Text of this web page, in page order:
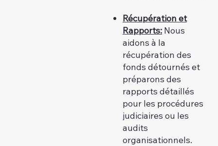
Récupération et
Rapports:Nous
aidons à la
récupération des
fonds détournés et
préparons des
rapports détaillés
pour les procédures
judiciaires ou les
audits
organisationnels.